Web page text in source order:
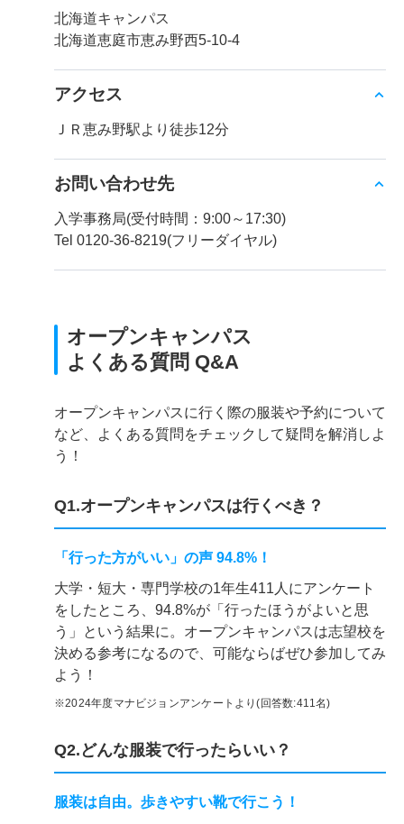
北海道キャンパス
北海道恵庭市恵み野西5-10-4
アクセス
ＪＲ恵み野駅より徒歩12分
お問い合わせ先
入学事務局(受付時間：9:00～17:30)
Tel 0120-36-8219(フリーダイヤル)
オープンキャンパス
よくある質問 Q&A
オープンキャンパスに行く際の服装や予約について
など、よくある質問をチェックして疑問を解消しよ
う！
Q1.オープンキャンパスは行くべき？
「行った方がいい」の声 94.8%！
大学・短大・専門学校の1年生411人にアンケート
をしたところ、94.8%が「行ったほうがよいと思
う」という結果に。オープンキャンパスは志望校を
決める参考になるので、可能ならばぜひ参加してみ
よう！
※2024年度マナビジョンアンケートより(回答数:411名)
Q2.どんな服装で行ったらいい？
服装は自由。歩きやすい靴で行こう！